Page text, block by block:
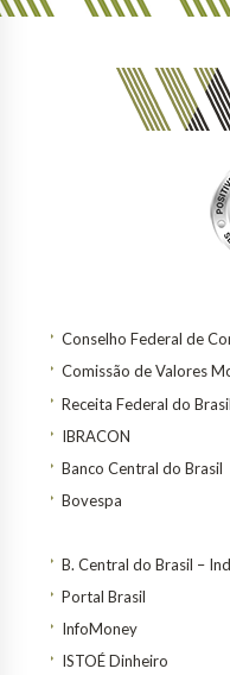
Conselho Federal de
Comissão de Valores
Receita Federal do Brasil
IBRACON
Banco Central do Brasil
Bovespa
B. Central do Brasil –
Portal Brasil
InfoMoney
ISTOÉ Dinheiro